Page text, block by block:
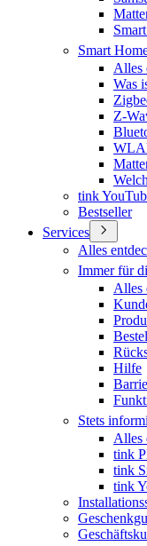
Smart
Alles
Was
Z-
tink
Bestseller
Services
Alles
Immer für
Alles
Hilfe
Stets
Alles
tink
tink
tink